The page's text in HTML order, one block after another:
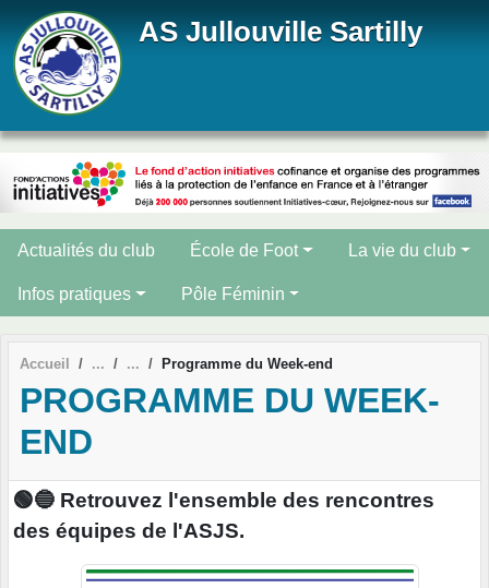
AS Jullouville Sartilly
Actualités du club École de Foot La vie du club
Infos pratiques Pôle Féminin
Accueil Programme du Week-end
PROGRAMME DU WEEK-
END
🟢🔵 Retrouvez l'ensemble des rencontres
des équipes de l'ASJS.
Panneau de gestion des cookies